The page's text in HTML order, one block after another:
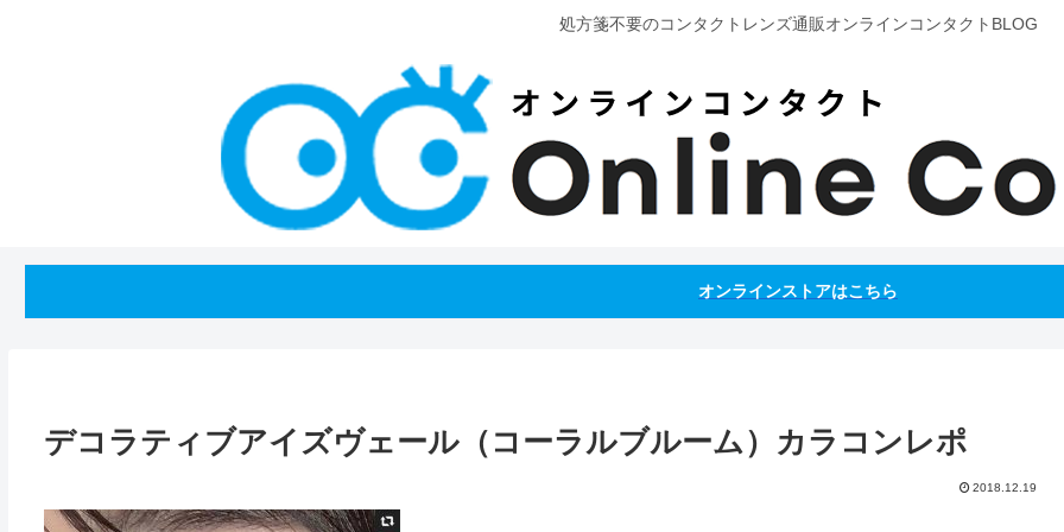
処方箋不要のコンタクトレンズ通販オンラインコンタクトBLOG
オンラインストアはこちら
デコラティブアイズヴェール（コーラルブルーム）カラコンレポ
2018.12.19